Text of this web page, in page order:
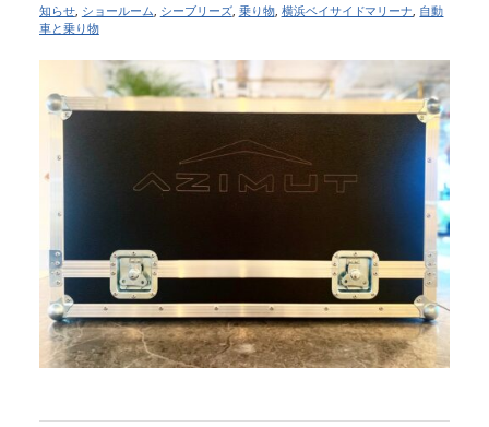
知らせ, ショールーム シーブリーズ, 乗り物, 横浜ベイサイドマリーナ 自動
車と乗り物